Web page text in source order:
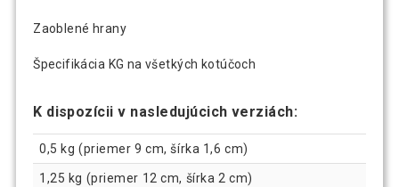
Zaoblené hrany
Špecifikácia KG na všetkých kotúčoch
K dispozícii v nasledujúcich verziách:
0,5 kg (priemer 9 cm, šírka 1,6 cm)
1,25 kg (priemer 12 cm, šírka 2 cm)